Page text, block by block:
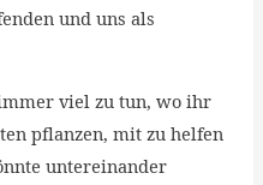
und uns als
viel zu tun, wo ihr
pflanzen, mit zu helfen
untereinander